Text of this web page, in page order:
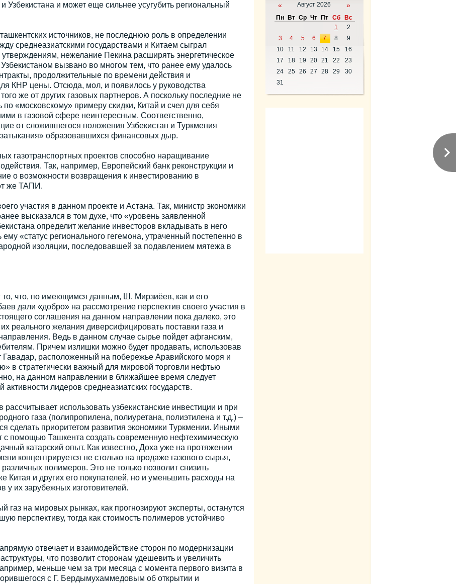
Узбекистана и может еще сильнее усугубить региональный
источников, не последнюю роль в определении
среднеазиатскими государствами и Китаем сыграл
нежелание Пекина расширять энергетическое
вызвано во многом тем, что ранее ему удалось
продолжительные по времени действия и
КНР цены. Отсюда, мол, и появилось у руководства
же от других газовых партнеров. А поскольку последние не
«московскому» примеру скидки, Китай и счел для себя
в газовой сфере неинтересным. Соответственно,
от сложившегося положения Узбекистан и Туркмения
образовавшихся финансовых дыр.
газотранспортных проектов способно наращивание
Так, например, Европейский банк реконструкции и
о возможности возвращения к инвестированию в
же ТАПИ.
участия в данном проекте и Астана. Так, министр экономики
высказался в том духе, что «уровень заявленной
определит желание инвесторов вкладывать в него
«статус регионального гегемона, утраченный постепенно в
изоляции, последовавшей за подавлением мятежа в
что, по имеющимся данным, Ш. Мирзиёев, как и его
дали «добро» на рассмотрение перспектив своего участия в
соглашения на данном направлении пока далеко, это
реального желания диверсифицировать поставки газа и
направления. Ведь в данном случае сырье пойдет афганским,
Причем излишки можно будет продавать, использовав
Гавадар, расположенный на побережье Аравийского моря и
в стратегически важный для мировой торговли нефтью
на данном направлении в ближайшее время следует
лидеров среднеазиатских государств.
использовать узбекистанские инвестиции и при
газа (полипропилена, полиуретана, полиэтилена и т.д.) –
сделать приоритетом развития экономики Туркмении. Иными
с помощью Ташкента создать современную нефтехимическую
катарский опыт. Как известно, Доха уже на протяжении
концентрируется не столько на продаже газового сырья,
различных полимеров. Это не только позволит снизить
Китая и других его покупателей, но и уменьшить расходы на
у их зарубежных изготовителей.
газ на мировых рынках, как прогнозируют эксперты, останутся
перспективу, тогда как стоимость полимеров устойчиво
отвечает и взаимодействие сторон по модернизации
что позволит сторонам удешевить и увеличить
меньше чем за три месяца с момента первого визита в
с Г. Бердымухаммедовым об открытии и
« Август 2026 »
Пн Вт Ср Чт Пт Сб
Вс
1
2
3
4 5 6 7 8
9
10
11 12 13 14 15
16
17
18 19 20 21 22
23
24
25 26 27 28 29
30
31